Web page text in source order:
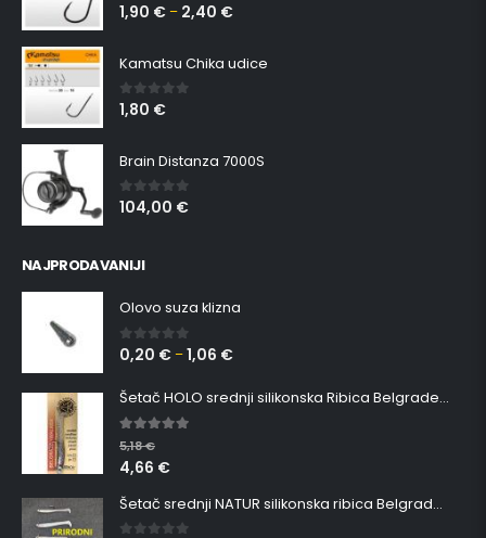
0 out of 5
1,90 € – 2,40 €
Kamatsu Chika udice
0 out of 5
1,80 €
Brain Distanza 7000S
0out of 5
104,00 €
NAJPRODAVANIJI
Olovo suza klizna
0 out of 5
0,20 € –1,06 €
Šetač HOLO srednji silikonska Ribica Belgrade Walker
5.00out of 5
5,18€
4,66 €
Šetač srednji NATUR silikonska ribica Belgrade Walker